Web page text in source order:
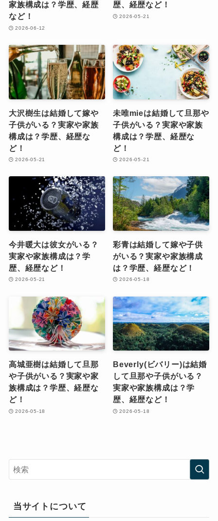
家族構成は？学歴、経歴
など！
2026-06-12
歴、経歴など！
2026-05-21
大沢樹生は結婚して嫁や
子供がいる？実家や家族
構成は？学歴、経歴な
ど！
2026-05-21
未唯mieは結婚して旦那や
子供がいる？実家や家族
構成は？学歴、経歴な
ど！
2026-05-21
今井暖大は彼女がいる？
実家や家族構成は？学
歴、経歴など！
2026-05-21
彩青は結婚して嫁や子供
がいる？実家や家族構成
は？学歴、経歴など！
2026-05-18
高城亜樹は結婚して旦那
や子供がいる？実家や家
族構成は？学歴、経歴な
ど！
2026-05-18
Beverly(ビバリー)は結婚
して旦那や子供がいる？
実家や家族構成は？学
歴、経歴など！
2026-05-18
当サイトについて